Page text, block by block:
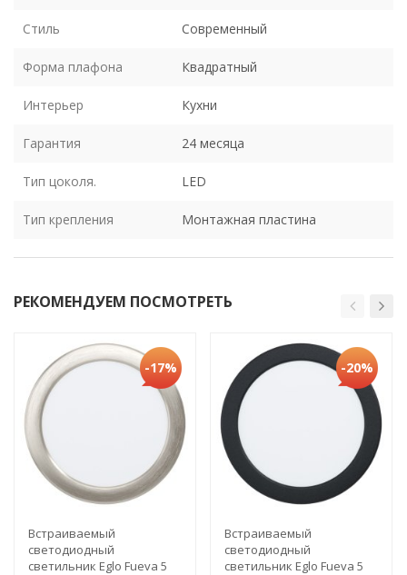
Стиль Современный
Форма плафона Квадратный
Интерьер Кухни
Гарантия 24 месяца
Тип цоколя. LED
Тип крепления Монтажная пластина
РЕКОМЕНДУЕМ ПОСМОТРЕТЬ
-17%
Встраиваемый
светодиодный
светильник Eglo Fueva 5
-20%
Встраиваемый
светодиодный
светильник Eglo Fueva 5